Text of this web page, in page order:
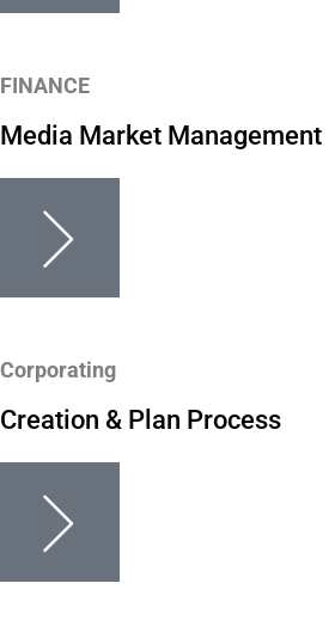
FINANCE
Media Market Management
Corporating
Creation & Plan Process